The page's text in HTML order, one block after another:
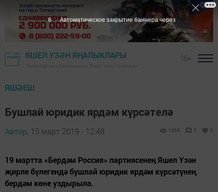
ЯШЕЛ ҮЗӘН ЯҢАЛЫКЛАРЫ
ЯШӘЕШ
Бушлай юридик ярдәм күрсәтелә
Автор, 15 март 2019 - 12:48 1369 0 0
19 мартта «Бердәм Россия» партиясенең Яшел Үзән
җирле бүлегендә бушлай юридик ярдәм күрсәтүнең
бердәм көне уздырыла.
5 Автоматическое закрытие баннера через